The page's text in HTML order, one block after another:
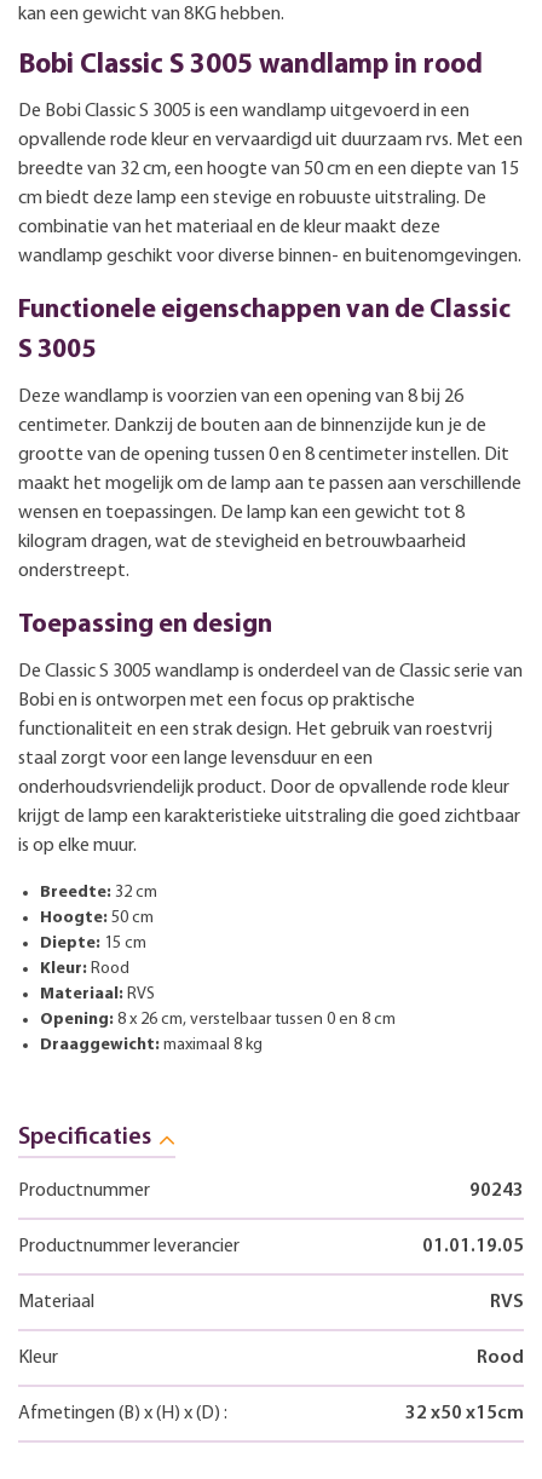
kan een gewicht van 8KG hebben.
Bobi Classic S 3005 wandlamp in rood
De Bobi Classic S 3005 is een wandlamp uitgevoerd in een
opvallende rode kleur en vervaardigd uit duurzaam rvs. Met een
breedte van 32 cm, een hoogte van 50 cm en een diepte van 15
cm biedt deze lamp een stevige en robuuste uitstraling. De
combinatie van het materiaal en de kleur maakt deze
wandlamp geschikt voor diverse binnen- en buitenomgevingen.
Functionele eigenschappen van de Classic
S 3005
Deze wandlamp is voorzien van een opening van 8 bij 26
centimeter. Dankzij de bouten aan de binnenzijde kun je de
grootte van de opening tussen 0 en 8 centimeter instellen. Dit
maakt het mogelijk om de lamp aan te passen aan verschillende
wensen en toepassingen. De lamp kan een gewicht tot 8
kilogram dragen, wat de stevigheid en betrouwbaarheid
onderstreept.
Toepassing en design
De Classic S 3005 wandlamp is onderdeel van de Classic serie van
Bobi en is ontworpen met een focus op praktische
functionaliteit en een strak design. Het gebruik van roestvrij
staal zorgt voor een lange levensduur en een
onderhoudsvriendelijk product. Door de opvallende rode kleur
krijgt de lamp een karakteristieke uitstraling die goed zichtbaar
is op elke muur.
Breedte: 32 cm
Hoogte: 50 cm
Diepte: 15 cm
Kleur: Rood
Materiaal: RVS
Opening: 8 x 26 cm, verstelbaar tussen 0 en 8 cm
Draaggewicht: maximaal 8 kg
Specificaties
Productnummer 90243
Productnummer leverancier 01.01.19.05
Materiaal RVS
Kleur Rood
Afmetingen (B) x(H) x(D) : 32 x50 x15cm